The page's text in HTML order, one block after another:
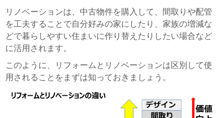
リノベーションは、中古物件を購入して、間取りや配管
を工夫することで自分好みの家にしたり、家族の増減な
どで暮らしやすい住まいに作り替えたりしたい場合など
に活用されます。
このように、リフォームとリノベーションは区別して使
用されることをまずは知っておきましょう。